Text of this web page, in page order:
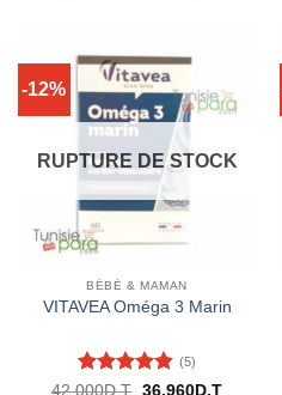
-12%
RUPTURE DE STOCK
BÉBÉ & MAMAN
VITAVEA Oméga 3 Marin
Note4.8
(5)
42.000D.T Le
36.960D.TLe